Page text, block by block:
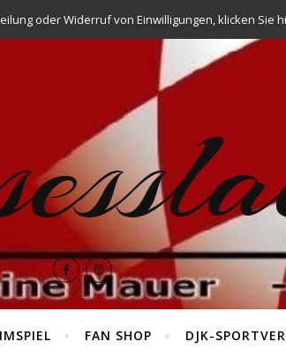
FAN SHOP DJK-
oder Widerruf von Einwilligungen, klicken Sie